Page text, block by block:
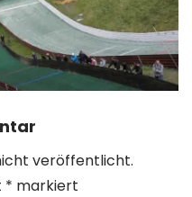
veröffentlicht.
* markiert